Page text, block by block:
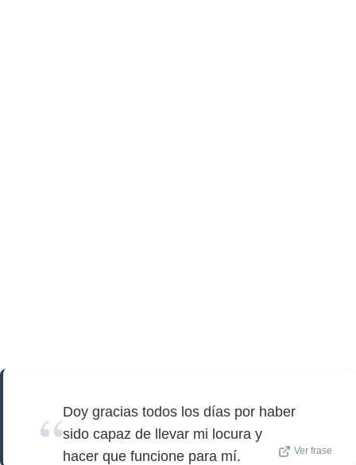
Doy gracias todos los días por haber
sido capaz de llevar mi locura y
hacer que funcione para mí.
Ver frase